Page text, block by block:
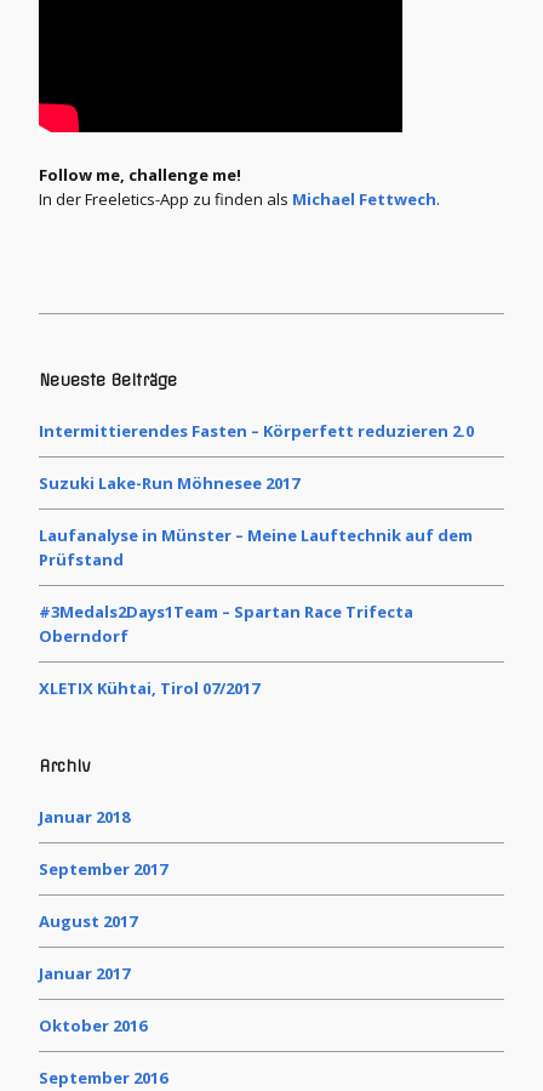
Follow me, challenge me!
In der Freeletics-App zu finden als Michael Fettwech.
Neueste Beiträge
Intermittierendes Fasten – Körperfett reduzieren 2.0
Suzuki Lake-Run Möhnesee 2017
Laufanalyse in Münster – Meine Lauftechnik auf dem
Prüfstand
#3Medals2Days1Team – Spartan Race Trifecta
Oberndorf
XLETIX Kühtai, Tirol 07/2017
Archiv
Januar 2018
September 2017
August 2017
Januar 2017
Oktober 2016
September 2016